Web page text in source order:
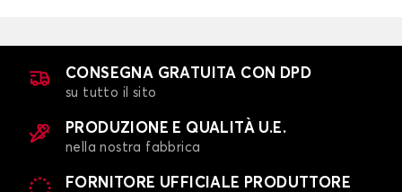
CONSEGNA GRATUITA CON DPD
su tutto il sito
PRODUZIONE E QUALITÀ U.E.
nella nostra fabbrica
FORNITORE UFFICIALE PRODUTTORE